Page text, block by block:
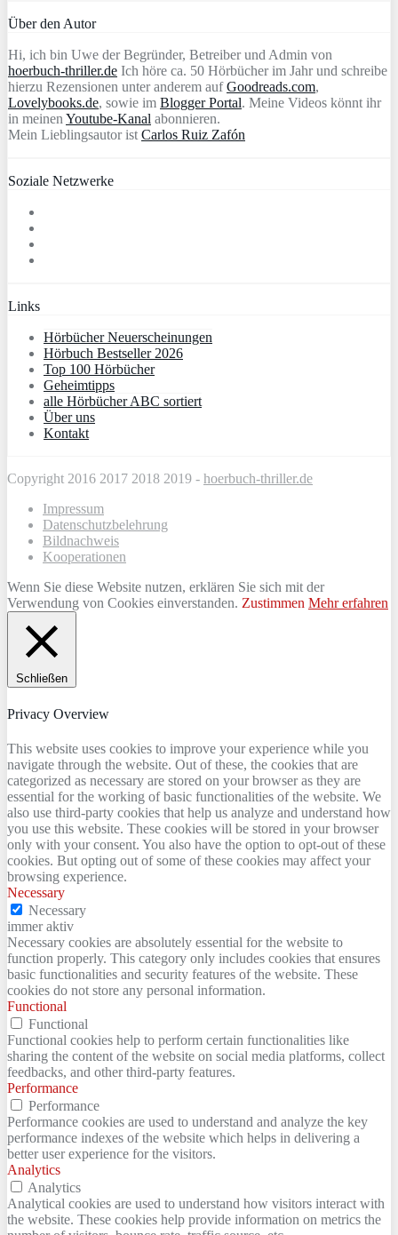
Über den Autor
Hi, ich bin Uwe der Begründer, Betreiber und Admin von
hoerbuch-thriller.de Ich höre ca. 50 Hörbücher im Jahr und schreibe
hierzu Rezensionen unter anderem aufGoodreads.com,
Lovelybooks.de, sowie im Blogger Portal. Meine Videos könnt ihr
in meinen Youtube-Kanal abonnieren.
Mein Lieblingsautor ist Carlos Ruiz Zafón
Soziale Netzwerke
Links
Hörbücher Neuerscheinungen
Hörbuch Bestseller 2026
Top 100 Hörbücher
Geheimtipps
alle Hörbücher ABC sortiert
Über uns
Kontakt
Copyright 2016 2017 2018 2019 - hoerbuch-thriller.de
Impressum
Datenschutzbelehrung
Bildnachweis
Kooperationen
Wenn Sie diese Website nutzen, erklären Sie sich mit der
Verwendung von Cookies einverstanden. Zustimmen Mehr erfahren
Schließen
Privacy Overview
This website uses cookies to improve your experience while you
navigate through the website. Out of these, the cookies that are
categorized as necessary are stored on your browser as they are
essential for the working of basic functionalities of the website. We
also use third-party cookies that help us analyze and understand how
you use this website. These cookies will be stored in your browser
only with your consent. You also have the option to opt-out of these
cookies. But opting out of some of these cookies may affect your
browsing experience.
Necessary
Necessary
immer aktiv
Necessary cookies are absolutely essential for the website to
function properly. This category only includes cookies that ensures
basic functionalities and security features of the website. These
cookies do not store any personal information.
Functional
Functional
Functional cookies help to perform certain functionalities like
sharing the content of the website on social media platforms, collect
feedbacks, and other third-party features.
Performance
Performance
Performance cookies are used to understand and analyze the key
performance indexes of the website which helps in delivering a
better user experience for the visitors.
Analytics
Analytics
Analytical cookies are used to understand how visitors interact with
the website. These cookies help provide information on metrics the